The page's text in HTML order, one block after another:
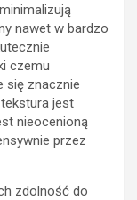
nawet w bardzo
czemu
się znacznie
jest
nieocenioną
przez
zdolność do